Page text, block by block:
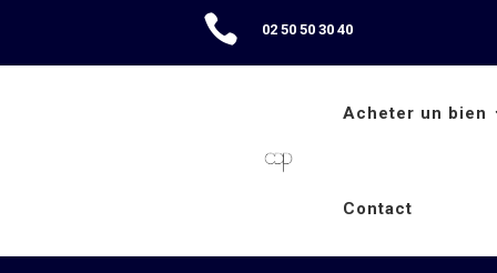
 02 50 50 30 40
Acheter un bien
Contact